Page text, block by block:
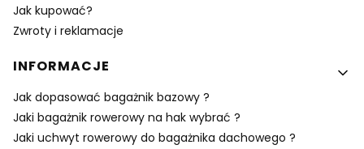
Jak kupować?
Zwroty i reklamacje
INFORMACJE
Jak dopasować bagażnik bazowy ?
Jaki bagażnik rowerowy na hak wybrać ?
Jaki uchwyt rowerowy do bagażnika dachowego ?